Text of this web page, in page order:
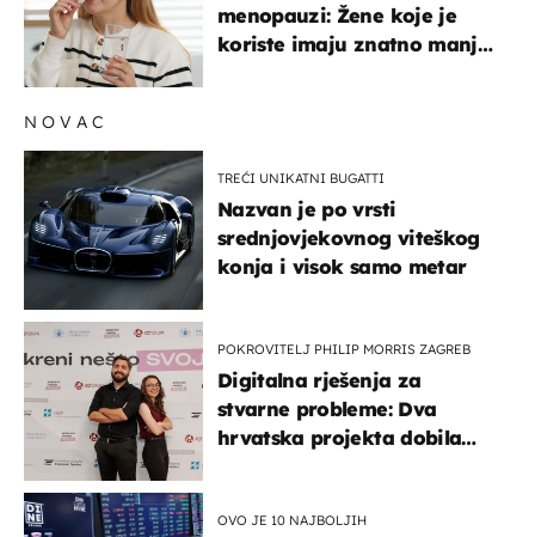
menopauzi: Žene koje je
koriste imaju znatno manji
NOVAC
TREĆI UNIKATNI BUGATTI
Nazvan je po vrsti
srednjovjekovnog viteškog
konja i visok samo metar
POKROVITELJ PHILIP MORRIS ZAGREB
Digitalna rješenja za
stvarne probleme: Dva
hrvatska projekta dobila
OVO JE 10 NAJBOLJIH